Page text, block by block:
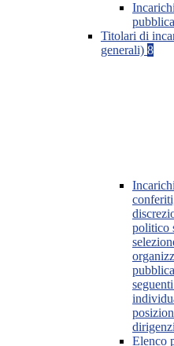
Titolari di
generali) 8
politico
Elenco